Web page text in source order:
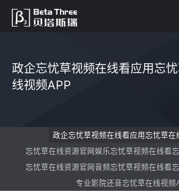
政企忘忧草视频在线看应用忘
线视频APP
政企忘忧草视频在线看应用忘忧草在
忘忧草在线资源官网娱乐忘忧草视频在线看
忘忧草在线资源官网音频忘忧草视频在线看
专业影院还音忘忧草在线视频